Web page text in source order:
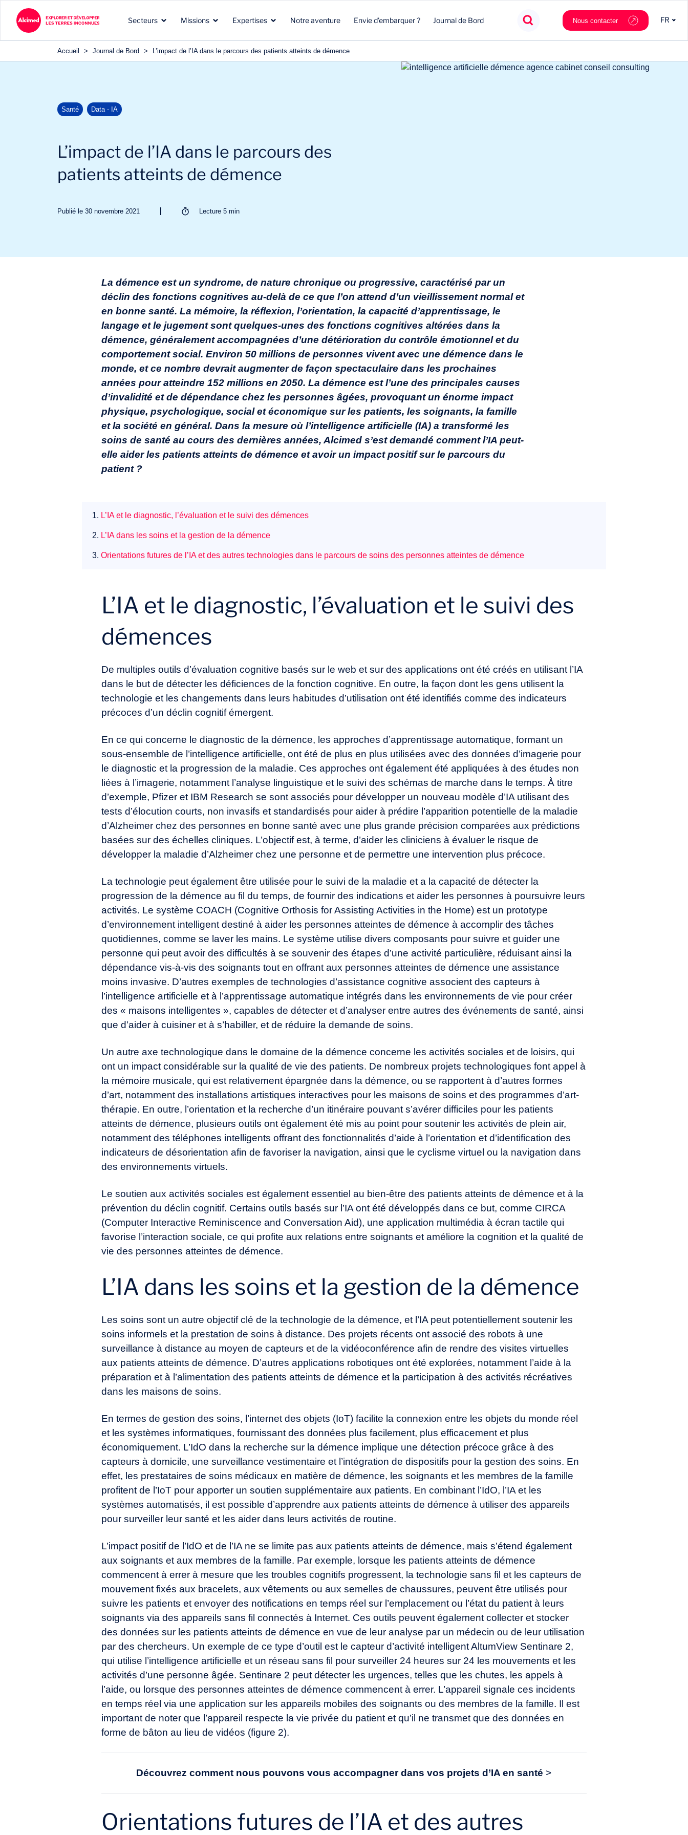
Secteurs
Les terres d’exploration
intervenons
Missions
Les types de missions que
clients
Expertises
Nos expertises reconnues
clients
Notre aventure Envie d’embarquer ? Journal de Bord Nous contacter FR
Accueil > Journal de Bord > L’impact de l’IA dans le parcours des patients atteints de démence
Santé Data - IA
L’impact de l’IA dans le parcours des
patients atteints de démence
Publié le 30 novembre 2021 Lecture 5 min
La démence est un syndrome, de nature chronique ou progressive, caractérisé par un
déclin des fonctions cognitives au-delà de ce que l’on attend d’un vieillissement normal et
en bonne santé. La mémoire, la réflexion, l’orientation, la capacité d’apprentissage, le
langage et le jugement sont quelques-unes des fonctions cognitives altérées dans la
démence, généralement accompagnées d’une détérioration du contrôle émotionnel et du
comportement social. Environ 50 millions de personnes vivent avec une démence dans le
monde, et ce nombre devrait augmenter de façon spectaculaire dans les prochaines
années pour atteindre 152 millions en 2050. La démence est l’une des principales causes
d’invalidité et de dépendance chez les personnes âgées, provoquant un énorme impact
physique, psychologique, social et économique sur les patients, les soignants, la famille
et la société en général. Dans la mesure où l’intelligence artificielle (IA) a transformé les
soins de santé au cours des dernières années, Alcimed s’est demandé comment l’IA peut-
elle aider les patients atteints de démence et avoir un impact positif sur le parcours du
patient ?
1. L’IA et le diagnostic, l’évaluation et le suivi des démences
2. L’IA dans les soins et la gestion de la démence
3. Orientations futures de l’IA et des autres technologies dans le parcours de soins des personnes atteintes de démence
L’IA et le diagnostic, l’évaluation et le suivi des
démences
De multiples outils d’évaluation cognitive basés sur le web et sur des applications ont été créés en utilisant l’IA
dans le but de détecter les déficiences de la fonction cognitive. En outre, la façon dont les gens utilisent la
technologie et les changements dans leurs habitudes d’utilisation ont été identifiés comme des indicateurs
précoces d’un déclin cognitif émergent.
En ce qui concerne le diagnostic de la démence, les approches d’apprentissage automatique, formant un
sous-ensemble de l’intelligence artificielle, ont été de plus en plus utilisées avec des données d’imagerie pour
le diagnostic et la progression de la maladie. Ces approches ont également été appliquées à des études non
liées à l’imagerie, notamment l’analyse linguistique et le suivi des schémas de marche dans le temps. À titre
d’exemple, Pfizer et IBM Research se sont associés pour développer un nouveau modèle d’IA utilisant des
tests d’élocution courts, non invasifs et standardisés pour aider à prédire l’apparition potentielle de la maladie
d’Alzheimer chez des personnes en bonne santé avec une plus grande précision comparées aux prédictions
basées sur des échelles cliniques. L’objectif est, à terme, d’aider les cliniciens à évaluer le risque de
développer la maladie d’Alzheimer chez une personne et de permettre une intervention plus précoce.
La technologie peut également être utilisée pour le suivi de la maladie et a la capacité de détecter la
progression de la démence au fil du temps, de fournir des indications et aider les personnes à poursuivre leurs
activités. Le système COACH (Cognitive Orthosis for Assisting Activities in the Home) est un prototype
d’environnement intelligent destiné à aider les personnes atteintes de démence à accomplir des tâches
quotidiennes, comme se laver les mains. Le système utilise divers composants pour suivre et guider une
personne qui peut avoir des difficultés à se souvenir des étapes d’une activité particulière, réduisant ainsi la
dépendance vis-à-vis des soignants tout en offrant aux personnes atteintes de démence une assistance
moins invasive. D’autres exemples de technologies d’assistance cognitive associent des capteurs à
l’intelligence artificielle et à l’apprentissage automatique intégrés dans les environnements de vie pour créer
des « maisons intelligentes », capables de détecter et d’analyser entre autres des événements de santé, ainsi
que d’aider à cuisiner et à s’habiller, et de réduire la demande de soins.
Un autre axe technologique dans le domaine de la démence concerne les activités sociales et de loisirs, qui
ont un impact considérable sur la qualité de vie des patients. De nombreux projets technologiques font appel à
la mémoire musicale, qui est relativement épargnée dans la démence, ou se rapportent à d’autres formes
d’art, notamment des installations artistiques interactives pour les maisons de soins et des programmes d’art-
thérapie. En outre, l’orientation et la recherche d’un itinéraire pouvant s’avérer difficiles pour les patients
atteints de démence, plusieurs outils ont également été mis au point pour soutenir les activités de plein air,
notamment des téléphones intelligents offrant des fonctionnalités d’aide à l’orientation et d’identification des
indicateurs de désorientation afin de favoriser la navigation, ainsi que le cyclisme virtuel ou la navigation dans
des environnements virtuels.
Le soutien aux activités sociales est également essentiel au bien-être des patients atteints de démence et à la
prévention du déclin cognitif. Certains outils basés sur l’IA ont été développés dans ce but, comme CIRCA
(Computer Interactive Reminiscence and Conversation Aid), une application multimédia à écran tactile qui
favorise l’interaction sociale, ce qui profite aux relations entre soignants et améliore la cognition et la qualité de
vie des personnes atteintes de démence.
L’IA dans les soins et la gestion de la démence
Les soins sont un autre objectif clé de la technologie de la démence, et l’IA peut potentiellement soutenir les
soins informels et la prestation de soins à distance. Des projets récents ont associé des robots à une
surveillance à distance au moyen de capteurs et de la vidéoconférence afin de rendre des visites virtuelles
aux patients atteints de démence. D’autres applications robotiques ont été explorées, notamment l’aide à la
préparation et à l’alimentation des patients atteints de démence et la participation à des activités récréatives
dans les maisons de soins.
En termes de gestion des soins, l’internet des objets (IoT) facilite la connexion entre les objets du monde réel
et les systèmes informatiques, fournissant des données plus facilement, plus efficacement et plus
économiquement. L’IdO dans la recherche sur la démence implique une détection précoce grâce à des
capteurs à domicile, une surveillance vestimentaire et l’intégration de dispositifs pour la gestion des soins. En
effet, les prestataires de soins médicaux en matière de démence, les soignants et les membres de la famille
profitent de l’IoT pour apporter un soutien supplémentaire aux patients. En combinant l’IdO, l’IA et les
systèmes automatisés, il est possible d’apprendre aux patients atteints de démence à utiliser des appareils
pour surveiller leur santé et les aider dans leurs activités de routine.
L’impact positif de l’IdO et de l’IA ne se limite pas aux patients atteints de démence, mais s’étend également
aux soignants et aux membres de la famille. Par exemple, lorsque les patients atteints de démence
commencent à errer à mesure que les troubles cognitifs progressent, la technologie sans fil et les capteurs de
mouvement fixés aux bracelets, aux vêtements ou aux semelles de chaussures, peuvent être utilisés pour
suivre les patients et envoyer des notifications en temps réel sur l’emplacement ou l’état du patient à leurs
soignants via des appareils sans fil connectés à Internet. Ces outils peuvent également collecter et stocker
des données sur les patients atteints de démence en vue de leur analyse par un médecin ou de leur utilisation
par des chercheurs. Un exemple de ce type d’outil est le capteur d’activité intelligent AltumView Sentinare 2,
qui utilise l’intelligence artificielle et un réseau sans fil pour surveiller 24 heures sur 24 les mouvements et les
activités d’une personne âgée. Sentinare 2 peut détecter les urgences, telles que les chutes, les appels à
l’aide, ou lorsque des personnes atteintes de démence commencent à errer. L’appareil signale ces incidents
en temps réel via une application sur les appareils mobiles des soignants ou des membres de la famille. Il est
important de noter que l’appareil respecte la vie privée du patient et qu’il ne transmet que des données en
forme de bâton au lieu de vidéos (figure 2).
Découvrez comment nous pouvons vous accompagner dans vos projets d’IA en santé >
Orientations futures de l’IA et des autres